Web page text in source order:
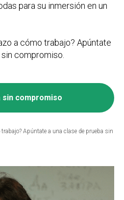
para su inmersión en un
a cómo trabajo? Apúntate
sin compromiso.
sin compromiso
Apúntate a una clase de prueba sin